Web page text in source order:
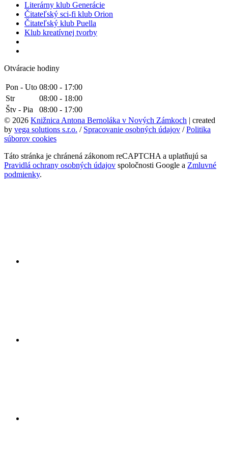
Literárny klub Generácie
Čitateľský sci-fi klub Orion
Čitateľský klub Puella
Klub kreatívnej tvorby
Otváracie hodiny
Pon - Uto 08:00 - 17:00
Str
08:00 - 18:00
Štv - Pia
08:00 - 17:00
© 2026 Knižnica Antona Bernoláka v Nových Zámkoch | created
by vega solutions s.r.o. / Spracovanie osobných údajov /Politika
súborov cookies
Táto stránka je chránená zákonom reCAPTCHA a uplatňujú sa
Pravidlá ochrany osobných údajov spoločnosti Google a Zmluvné
podmienky.